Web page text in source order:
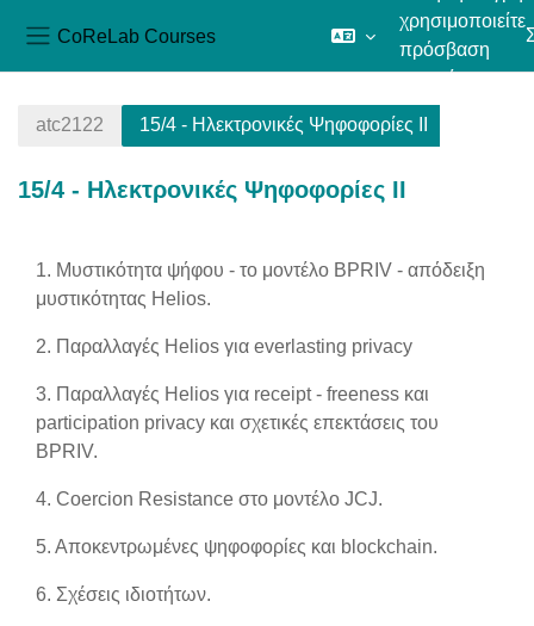
CoReLab Courses
χρησιμοποιείτε
πρόσβαση
επισκέπτη
atc2122 15/4 - Ηλεκτρονικές Ψηφοφορίες ΙΙ
15/4 - Ηλεκτρονικές Ψηφοφορίες ΙΙ
Section outline
1. Μυστικότητα ψήφου - το μοντέλο BPRIV - απόδειξη
μυστικότητας Helios.
2. Παραλλαγές Helios για everlasting privacy
3. Παραλλαγές Helios για receipt - freeness και
participation privacy και σχετικές επεκτάσεις του
BPRIV.
4. Coercion Resistance στο μοντέλο JCJ.
5. Αποκεντρωμένες ψηφοφορίες και blockchain.
6. Σχέσεις ιδιοτήτων.